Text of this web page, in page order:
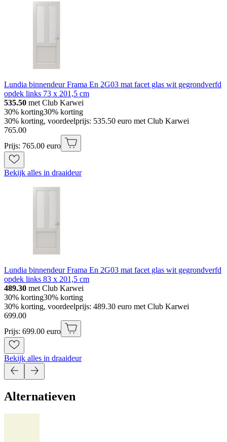
Lundia binnendeur Frama En 2G03 mat facet glas wit gegrondverfd
opdek links 73 x 201,5 cm
535.50 met Club Karwei
30% korting30% korting
30% korting, voordeelprijs: 535.50 euro met Club Karwei
765.00
Prijs: 765.00 euro
Bekijk alles in draaideur
Lundia binnendeur Frama En 2G03 mat facet glas wit gegrondverfd
opdek links 83 x 201,5 cm
489.30 met Club Karwei
30% korting30% korting
30% korting, voordeelprijs: 489.30 euro met Club Karwei
699.00
Prijs: 699.00 euro
Bekijk alles in draaideur
Alternatieven